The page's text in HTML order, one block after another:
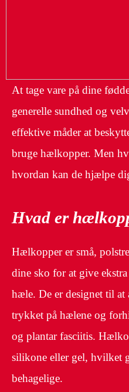
At tage vare på dine
generelle sundhed og
effektive måder at
bruge hælkopper. Men
hvordan kan de hjælpe
Hvad er
Hælkopper er små,
dine sko for at give
hæle. De er designet til at
trykket på hælene og
og plantar fasciitis.
silikone eller gel, hvilket
behagelige.